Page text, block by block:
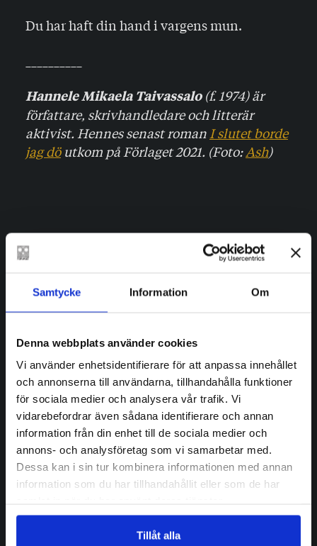
Samtycke Information Om
Denna webbplats använder cookies
Vi använder enhetsidentifierare för att anpassa innehållet
och annonserna till användarna, tillhandahålla funktioner
för sociala medier och analysera vår trafik. Vi
vidarebefordrar även sådana identifierare och annan
information från din enhet till de sociala medier och
annons- och analysföretag som vi samarbetar med.
Dessa kan i sin tur kombinera informationen med annan
information som du har tillhandahållit eller som de har
Tillåt alla
Du har haft din hand i vargens mun.
Hannele Mikaela Taivassalo(f. 1974) är
författare, skrivhandledare och litterär
aktivist. Hennes senast roman I slutet borde
jag döutkom på Förlaget 2021. (Foto:Ash)
HANNELE MIKAELA
In transit
€30.90
FINNS SOM E-BOK
HANNELE MIKAELA
ANYANGO-GRÜNEWALD
Scandorama
€ 26.90